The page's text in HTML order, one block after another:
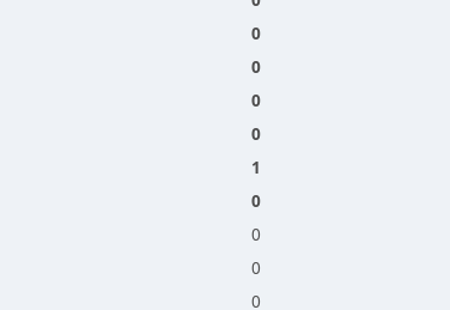
0
0
0
0
1
0
0
0
0